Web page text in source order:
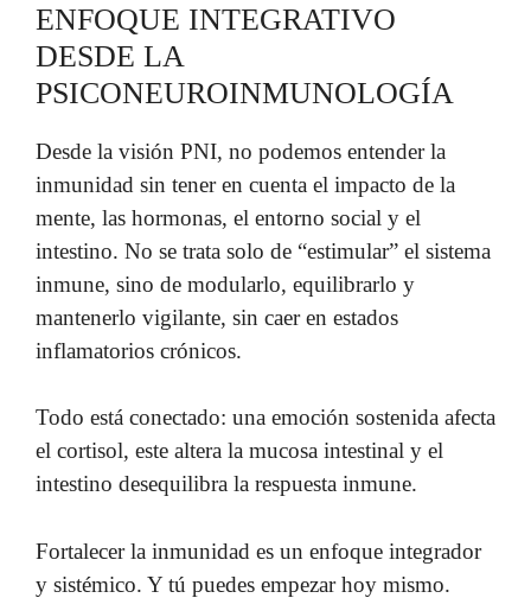
ENFOQUE INTEGRATIVO
DESDE LA
PSICONEUROINMUNOLOGÍA
Desde la visión PNI, no podemos entender la
inmunidad sin tener en cuenta el impacto de la
mente, las hormonas, el entorno social y el
intestino. No se trata solo de “estimular” el sistema
inmune, sino de modularlo, equilibrarlo y
mantenerlo vigilante, sin caer en estados
inflamatorios crónicos.
Todo está conectado: una emoción sostenida afecta
el cortisol, este altera la mucosa intestinal y el
intestino desequilibra la respuesta inmune.
Fortalecer la inmunidad es un enfoque integrador
y sistémico. Y tú puedes empezar hoy mismo.